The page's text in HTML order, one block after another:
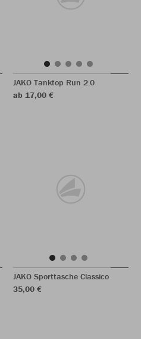
JAKO Tanktop Run 2.0
ab 17,00 €
JAKO Sporttasche Classico
35,00 €